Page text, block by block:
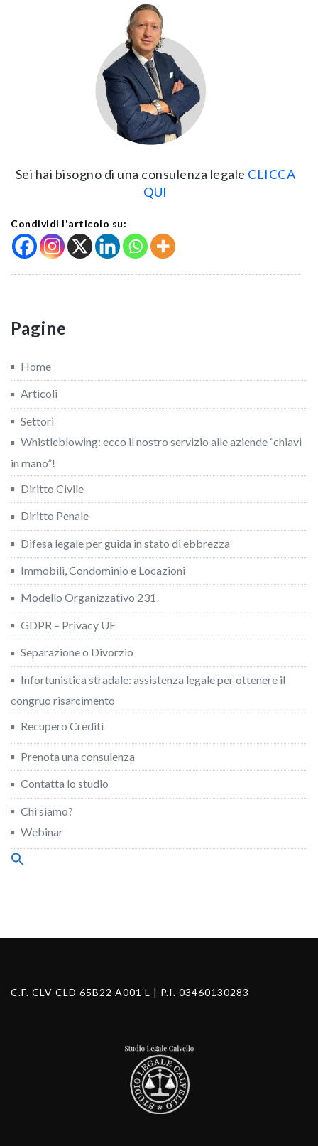
Sei hai bisogno di una consulenza legale CLICCA
QUI
Condividi l'articolo su:
Pagine
Home
Articoli
Settori
Whistleblowing: ecco il nostro servizio alle aziende “chiavi
in mano”!
Diritto Civile
Diritto Penale
Difesa legale per guida in stato di ebbrezza
Immobili, Condominio e Locazioni
Modello Organizzativo 231
GDPR – Privacy UE
Separazione o Divorzio
Infortunistica stradale: assistenza legale per ottenere il
congruo risarcimento
Recupero Crediti
Prenota una consulenza
Contatta lo studio
Chi siamo?
Webinar
Search
C.F. CLV CLD 65B22 A001 L | P.I. 03460130283